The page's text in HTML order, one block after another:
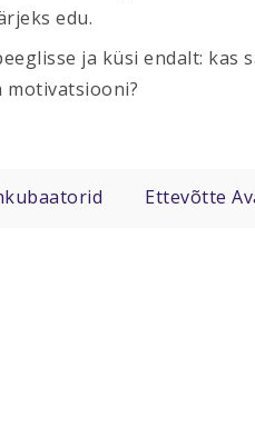
edu.
ja küsi endalt: kas
motivatsiooni?
Ettevõtte